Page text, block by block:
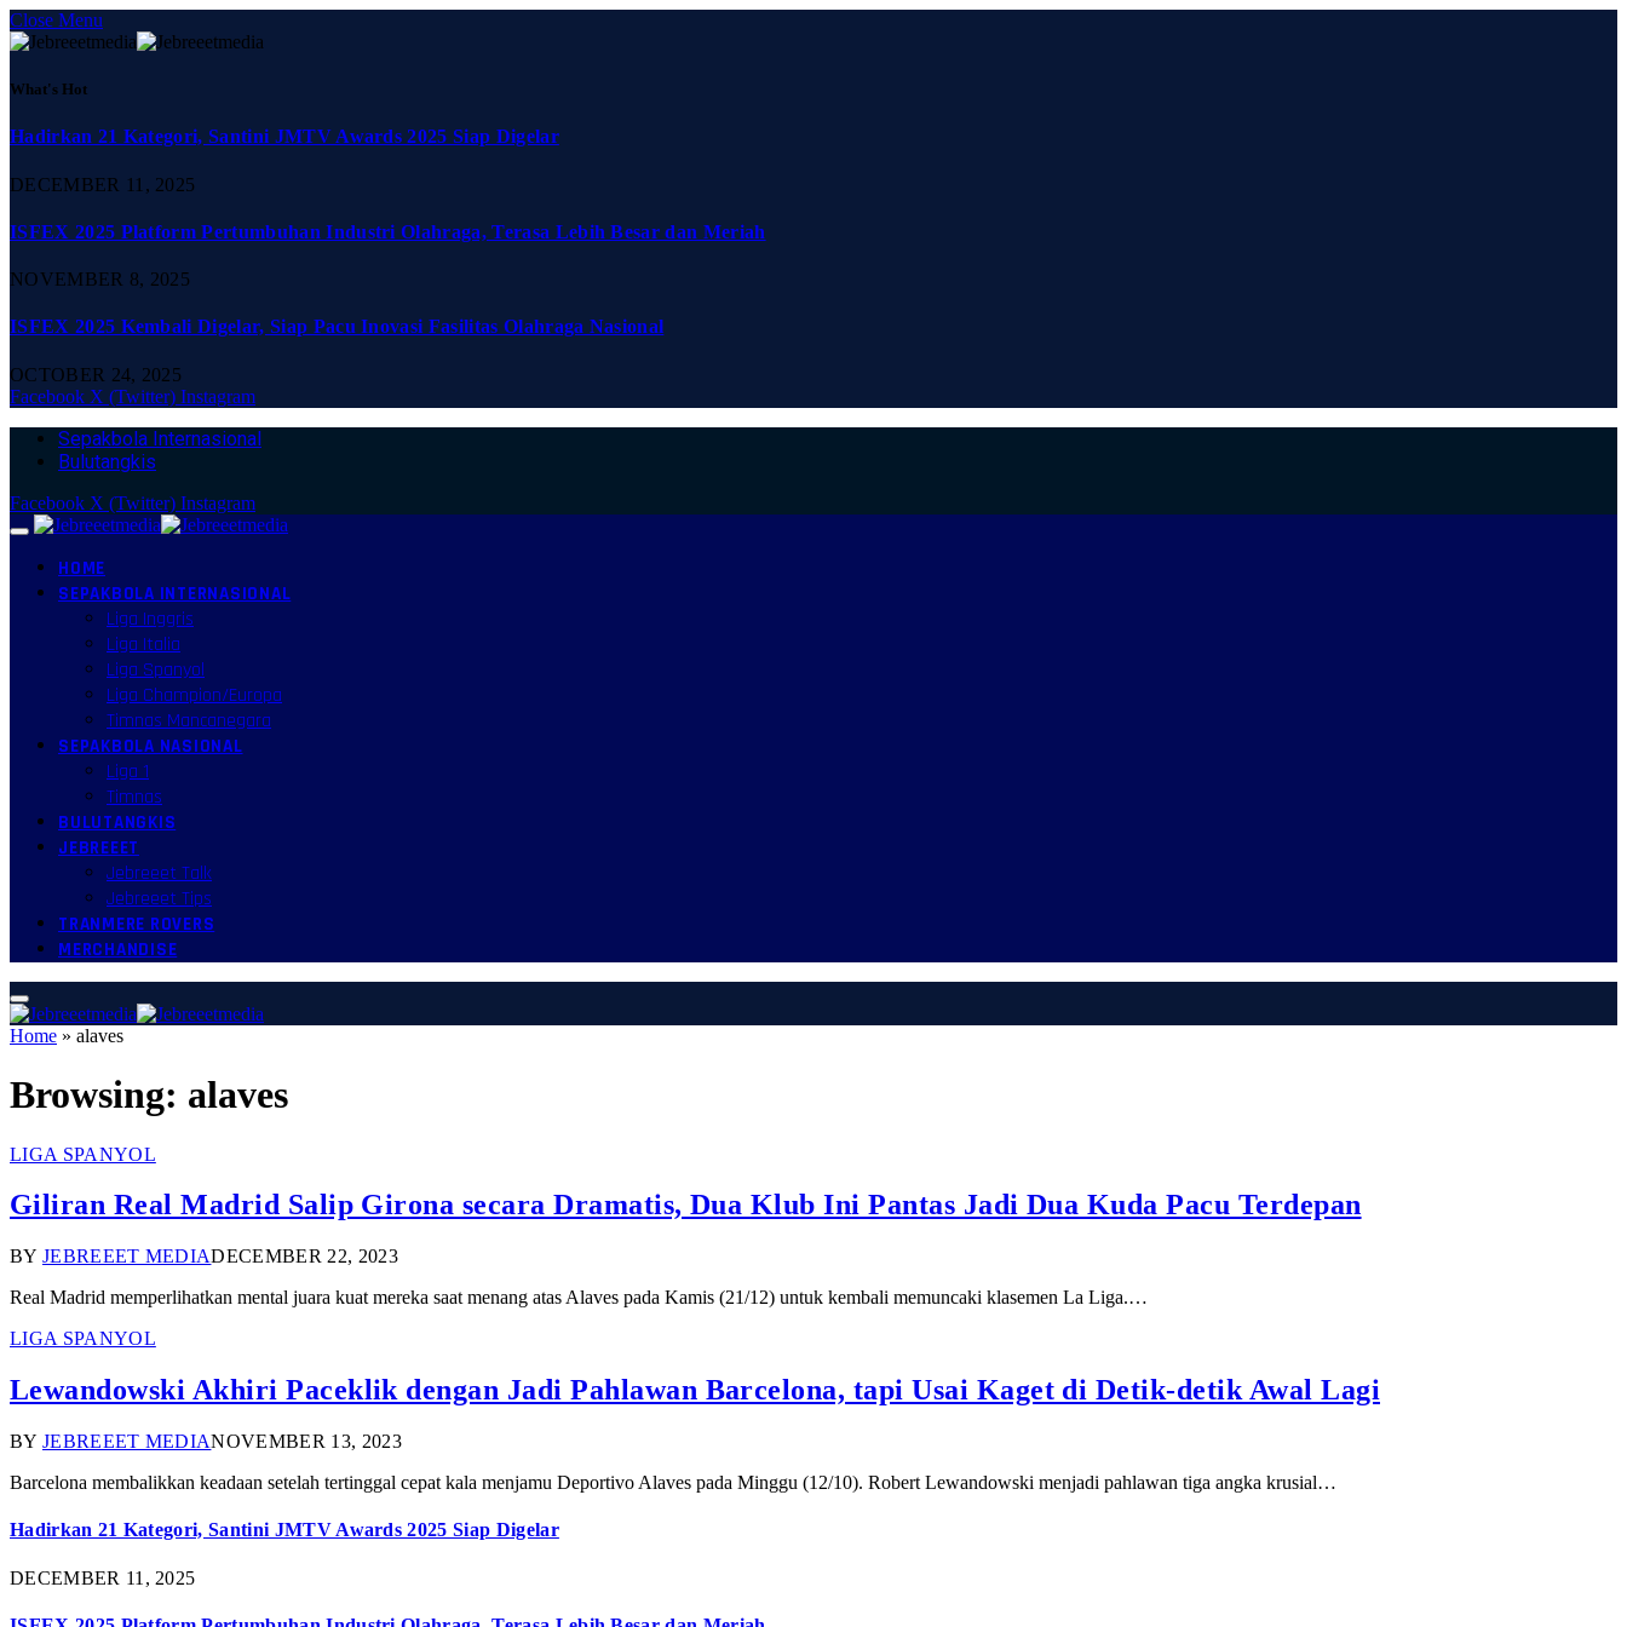
Close Menu
What's Hot
Hadirkan 21 Kategori, Santini JMTV Awards 2025 Siap Digelar
DECEMBER 11, 2025
ISFEX 2025 Platform Pertumbuhan Industri Olahraga, Terasa Lebih Besar dan Meriah
NOVEMBER 8, 2025
ISFEX 2025 Kembali Digelar, Siap Pacu Inovasi Fasilitas Olahraga Nasional
OCTOBER 24, 2025
Facebook X (Twitter) Instagram
Sepakbola Internasional
Bulutangkis
Facebook X (Twitter) Instagram
HOME
SEPAKBOLA INTERNASIONAL
Liga Inggris
Liga Italia
Liga Spanyol
Liga Champion/Europa
Timnas Mancanegara
SEPAKBOLA NASIONAL
Liga 1
Timnas
BULUTANGKIS
JEBREEET
Jebreeet Talk
Jebreeet Tips
TRANMERE ROVERS
MERCHANDISE
Home » alaves
Browsing: alaves
LIGA SPANYOL
Giliran Real Madrid Salip Girona secara Dramatis, Dua Klub Ini Pantas Jadi Dua Kuda Pacu Terdepan
BY JEBREEET MEDIADECEMBER 22, 2023
Real Madrid memperlihatkan mental juara kuat mereka saat menang atas Alaves pada Kamis (21/12) untuk kembali memuncaki klasemen La Liga.…
LIGA SPANYOL
Lewandowski Akhiri Paceklik dengan Jadi Pahlawan Barcelona, tapi Usai Kaget di Detik-detik Awal Lagi
BY JEBREEET MEDIANOVEMBER 13, 2023
Barcelona membalikkan keadaan setelah tertinggal cepat kala menjamu Deportivo Alaves pada Minggu (12/10). Robert Lewandowski menjadi pahlawan tiga angka krusial…
Hadirkan 21 Kategori, Santini JMTV Awards 2025 Siap Digelar
DECEMBER 11, 2025